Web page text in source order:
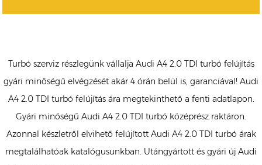
Turbó szerviz részlegünk vállalja Audi A4 2.0 TDI turbó felújítás
gyári minőségű elvégzését akár 4 órán belül is, garanciával! Audi
A4 2.0 TDI turbó felújítás ára megtekinthető a fenti adatlapon.
Gyári minőségű Audi A4 2.0 TDI turbó középrész raktáron.
Azonnal készletről elvihető felújított Audi A4 2.0 TDI turbó árak
megtalálhatóak katalógusunkban. Utángyártott és gyári új Audi